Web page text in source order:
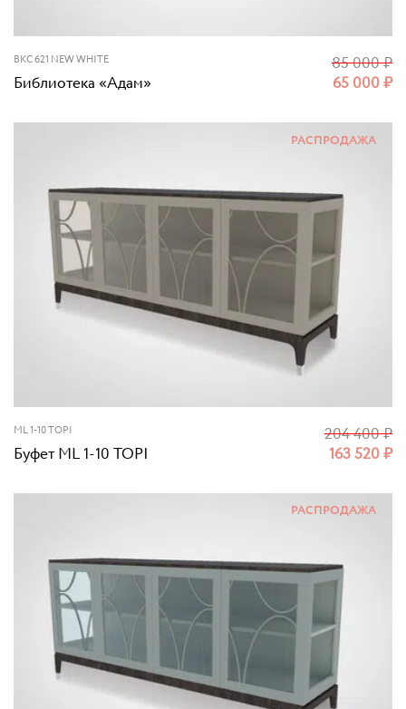
BKC 621 NEW WHITE
Библиотека «Адам» 65 000₽
85 000₽
ML 1-10 TOPI
Буфет ML 1-10 TOPI 163 520₽
204 400₽
РАСПРОДАЖА
РАСПРОДАЖА